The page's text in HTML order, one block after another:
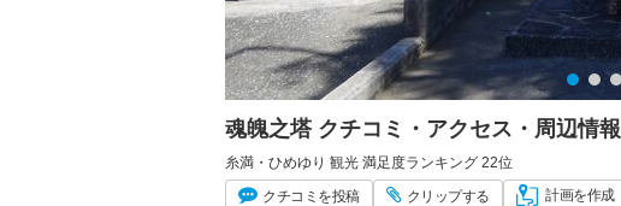
魂魄之塔 クチコミ・アクセス・周辺情報
糸満・ひめゆり 観光 満足度ランキング 22位
クチコミ を投稿 クリップする 計画を作成